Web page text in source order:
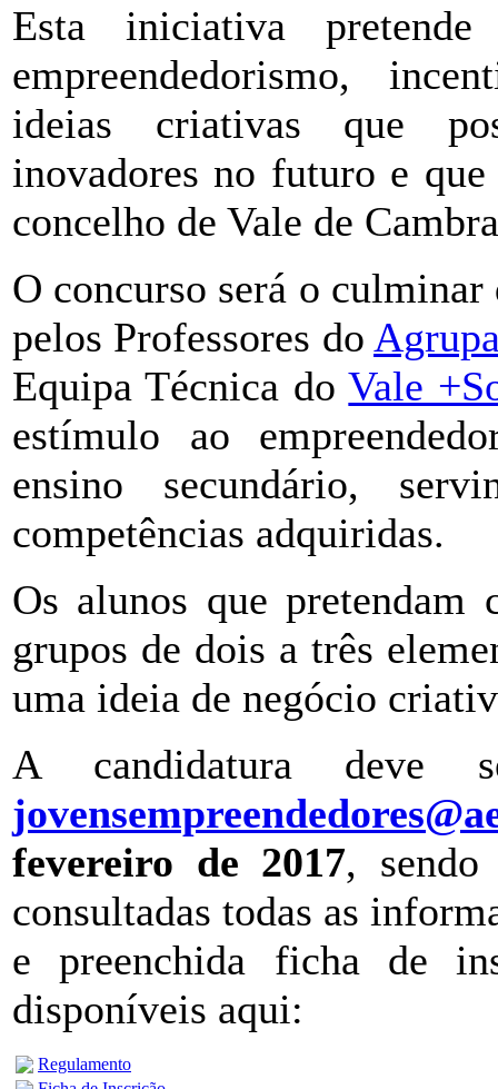
Esta iniciativa
empreendedorismo,
ideias criativas que
inovadores no futuro e
concelho de Vale de
O concurso será o
pelos Professores do
Equipa Técnica doVale
estímulo ao
ensino secundário,
competências adquiridas.
Os alunos que pretendam
grupos de dois a três
uma ideia de negócio
A candidatura deve
fevereiro de 2017,
consultadas todas as
e preenchida ficha de
disponíveis aqui:
Regulamento